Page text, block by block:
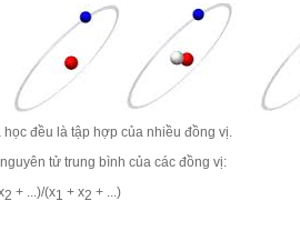
đều là tập hợp của nhiều đồng vị.
tử trung bình của các đồng vị:
2 + ...)/(x1 + x2 + ...)